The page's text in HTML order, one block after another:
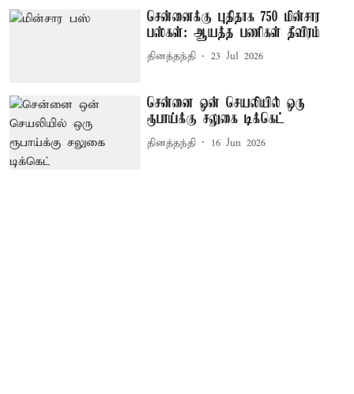
சென்னைக்கு புதிதாக 750 மின்சார
பஸ்கள்: ஆயத்த பணிகள் தீவிரம்
தினத்தந்தி 23 Jul 2026
சென்னை ஒன் செயலியில் ஒரு
ரூபாய்க்கு சலுகை டிக்கெட்
தினத்தந்தி 16 Jun 2026